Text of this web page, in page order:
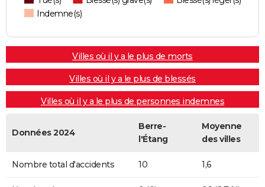
Indemne(s)
Villes où il y a le plus de morts
Villes où il y a le plus de blessés
Villes où il y a le plus de personnes indemnes
Données 2024
Berre-
l'Étang
Moyenne
des villes
Nombre total d'accidents 10 1,6